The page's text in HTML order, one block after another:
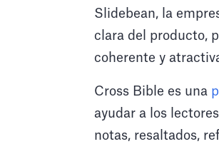
Slidebean, la
clara del producto,
coherente y
Cross Bible es una
ayudar a los
notas, resaltados,